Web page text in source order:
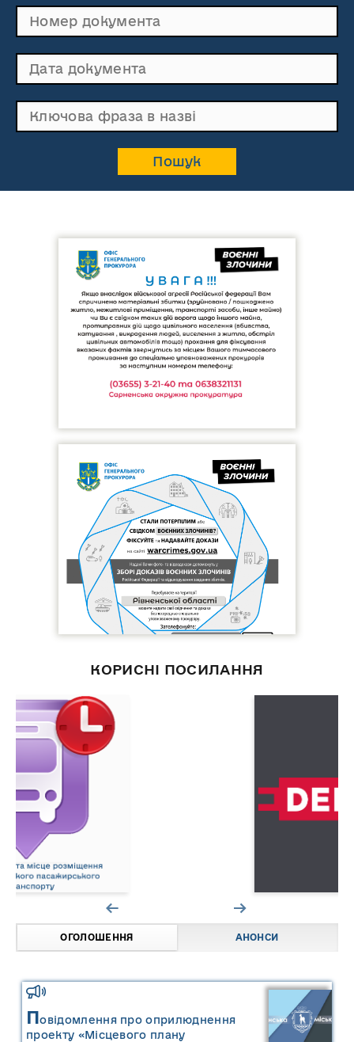
КОРИСНІ ПОСИЛАННЯ
ОГОЛОШЕННЯ АНОНСИ
Повідомлення про оприлюднення
проекту «Місцевого плану